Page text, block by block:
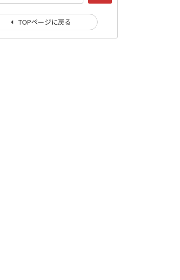
TOPページに戻る